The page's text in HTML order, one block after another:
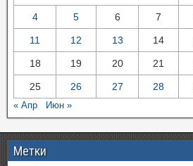
4 5 6 7
11 12 13 14
18 19 20 21
25 26 27 28
« Апр Июн »
Метки